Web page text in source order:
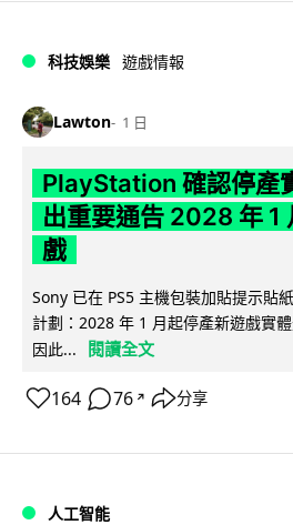
科技娛樂 遊戲情報
Lawton 1 日
PlayStation 確認停產
出重要通告 2028 年 1
戲
Sony 已在 PS5 主機包裝加貼提示貼
計劃：2028 年 1 月起停產新遊戲實
因此...
閱讀全文
164 76 ↗ 分享
人工智能